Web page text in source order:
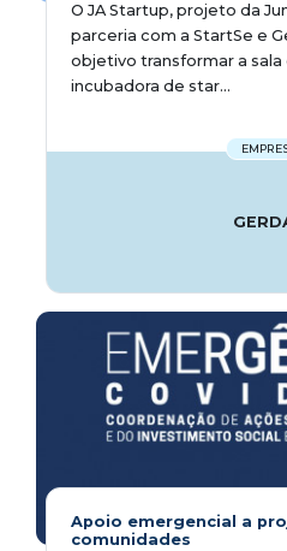
O JA Startup, projeto da
parceria com a StartSe e
objetivo transformar a sala
incubadora de star...
Apoio emergencial a
comunidades